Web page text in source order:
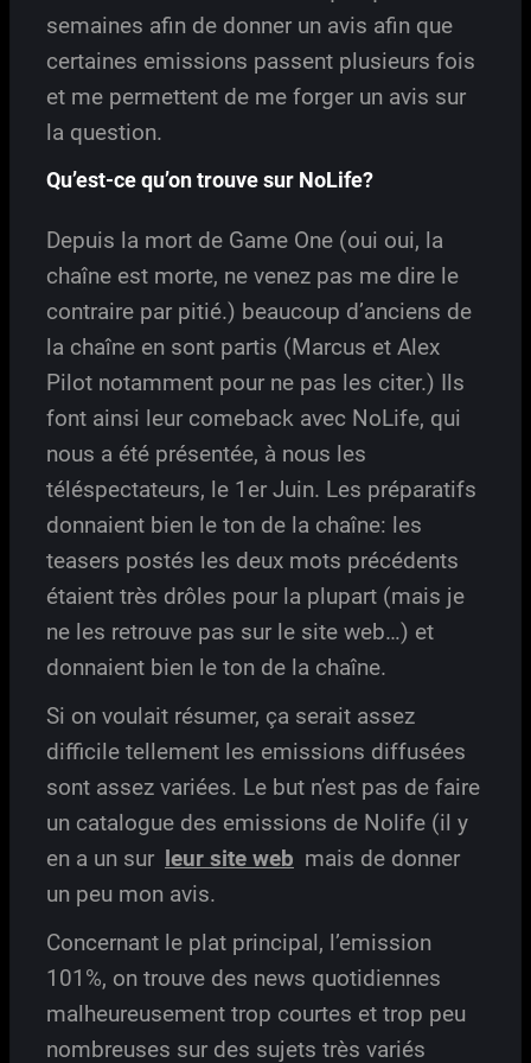
semaines afin de donner un avis afin que
certaines emissions passent plusieurs fois
et me permettent de me forger un avis sur
la question.
Qu’est-ce qu’on trouve sur NoLife?
Depuis la mort de Game One (oui oui, la
chaîne est morte, ne venez pas me dire le
contraire par pitié.) beaucoup d’anciens de
la chaîne en sont partis (Marcus et Alex
Pilot notamment pour ne pas les citer.) Ils
font ainsi leur comeback avec NoLife, qui
nous a été présentée, à nous les
téléspectateurs, le 1er Juin. Les préparatifs
donnaient bien le ton de la chaîne: les
teasers postés les deux mots précédents
étaient très drôles pour la plupart (mais je
ne les retrouve pas sur le site web…) et
donnaient bien le ton de la chaîne.
Si on voulait résumer, ça serait assez
difficile tellement les emissions diffusées
sont assez variées. Le but n’est pas de faire
un catalogue des emissions de Nolife (il y
en a un sur leur site web mais de donner
un peu mon avis.
Concernant le plat principal, l’emission
101%, on trouve des news quotidiennes
malheureusement trop courtes et trop peu
nombreuses sur des sujets très variés